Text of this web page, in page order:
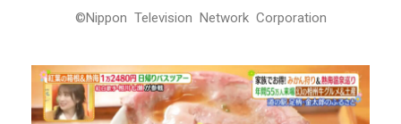
©Nippon Television Network Corporation